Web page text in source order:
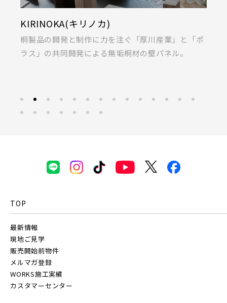
朝霞市(1)
志木市(0)
新座市(2)
桶川市(2)
久喜市(1)
三郷市(2)
幸手市(0) 吉川市(0)
市川市(5)
八千代市(1)
白井市(0)
KIRINOKA(キリノカ)
桐製品の開発と制作に力を注ぐ「厚川産業」と「ポ
ラス」の共同開発による無垢桐材の壁パネル。
TOP
最新情報
現地ご見学
販売開始前物件
メルマガ登録
WORKS施工実績
カスタマーセンター